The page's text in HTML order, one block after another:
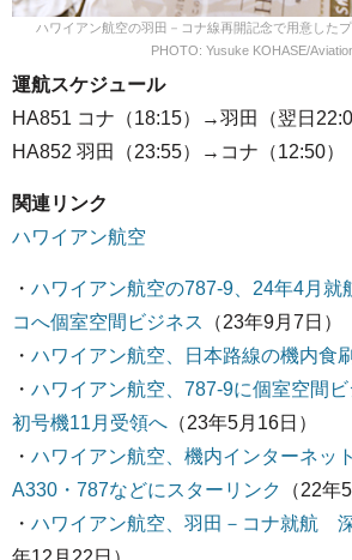
ハワイアン航空の羽田－コナ線再開記念で用意した
PHOTO: Yusuke KOHASE/
運航スケジュール
HA851 コナ（18:15）→羽田（翌日
HA852 羽田（23:55）→コナ（12:50）
関連リンク
ハワイアン航空
・ ハワイアン航空の787-9、24年4月
コへ個室空間ビジネス
（23年9月7日）
・ ハワイアン航空、日本路線の機内食
・ ハワイアン航空、787-9に個室空間
初号機11月受領へ （23年5月16日）
・ ハワイアン航空、機内インターネッ
A330・787などにスターリンク
（22年
・ ハワイアン航空、羽田－コナ就航